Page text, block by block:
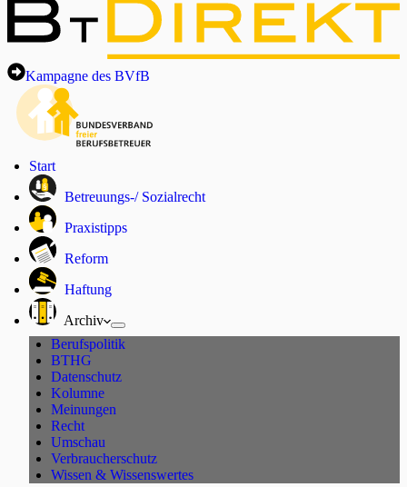
Kampagne des BVfB
Start
Betreuungs-/ Sozialrecht
Praxistipps
Reform
Haftung
Archiv
Berufspolitik
BTHG
Datenschutz
Kolumne
Meinungen
Recht
Umschau
Verbraucherschutz
Wissen & Wissenswertes